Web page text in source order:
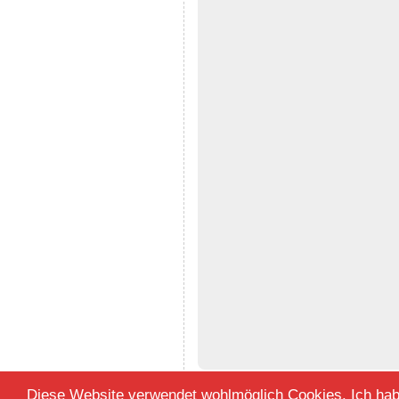
Diese Website verwendet wohlmöglich Cookies. Ich